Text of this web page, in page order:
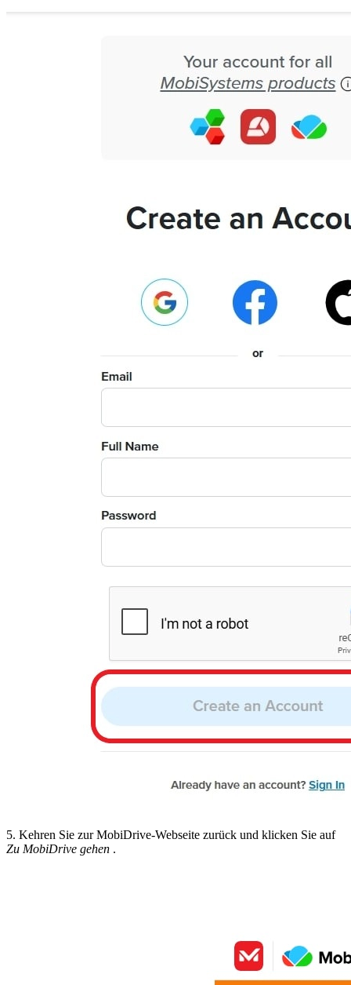
5. Kehren Sie zur MobiDrive-Webseite zurück und klicken Sie auf
Zu MobiDrive gehen .